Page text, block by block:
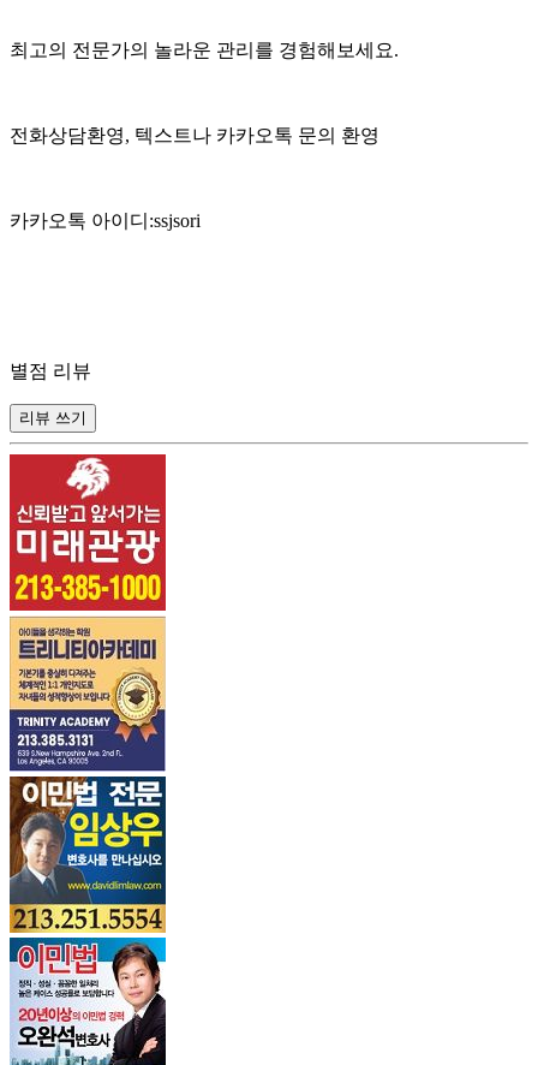
최고의 전문가의 놀라운 관리를 경험해보세요.
전화상담환영, 텍스트나 카카오톡 문의 환영
카카오톡 아이디:ssjsori
별점 리뷰
리뷰 쓰기